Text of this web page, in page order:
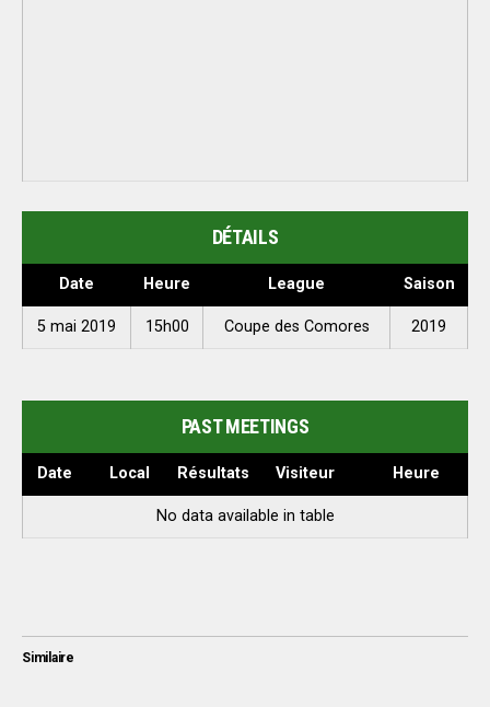
DÉTAILS
Date Heure League Saison
5 mai 2019 15h00 Coupe des Comores 2019
PAST MEETINGS
Date Local Résultats Visiteur Heure
No data available in table
Similaire